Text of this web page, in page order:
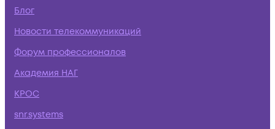
Блог
Новости телекоммуникаций
Форум профессионалов
Академия НАГ
КРОС
snr.systems